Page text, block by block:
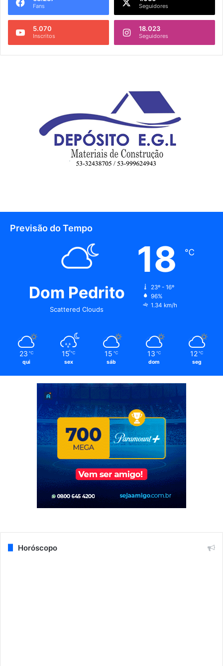
Fans Seguidores
5.070
Inscritos
18.023
Seguidores
Previsão do Tempo
Dom Pedrito
Scattered Clouds
18 ℃
23º - 16º
96%
1.34 km/h
23 ℃
qui
15 ℃
sex
15 ℃
sáb
13 ℃
dom
12 ℃
seg
Horóscopo